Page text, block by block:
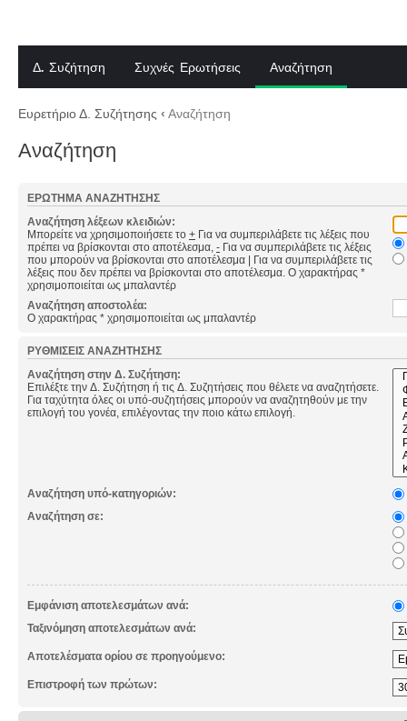
Δ. Συζήτηση Συχνές Ερωτήσεις Αναζήτηση
Ευρετήριο Δ. Συζήτησης ‹ Αναζήτηση
Αναζήτηση
ΕΡΏΤΗΜΑ ΑΝΑΖΉΤΗΣΗΣ
Αναζήτηση λέξεων κλειδιών:
Μπορείτε να χρησιμοποιήσετε το + Για να συμπεριλάβετε τις λέξεις που
πρέπει να βρίσκονται στο αποτέλεσμα, - Για να συμπεριλάβετε τις λέξεις
που μπορούν να βρίσκονται στο αποτέλεσμα | Για να συμπεριλάβετε τις
λέξεις που δεν πρέπει να βρίσκονται στο αποτέλεσμα. Ο χαρακτήρας *
χρησιμοποιείται ως μπαλαντέρ
Αναζήτηση αποστολέα:
Ο χαρακτήρας * χρησιμοποιείται ως μπαλαντέρ
ΡΥΘΜΊΣΕΙΣ ΑΝΑΖΉΤΗΣΗΣ
Αναζήτηση στην Δ. Συζήτηση:
Επιλέξτε την Δ. Συζήτηση ή τις Δ. Συζητήσεις που θέλετε να αναζητήσετε.
Για ταχύτητα όλες οι υπό-συζητήσεις μπορούν να αναζητηθούν με την
επιλογή του γονέα, επιλέγοντας την ποιο κάτω επιλογή.
Αναζήτηση υπό-κατηγοριών:
Αναζήτηση σε:
Εμφάνιση αποτελεσμάτων ανά:
Ταξινόμηση αποτελεσμάτων ανά:
Αποτελέσματα ορίου σε προηγούμενο:
Επιστροφή των πρώτων: